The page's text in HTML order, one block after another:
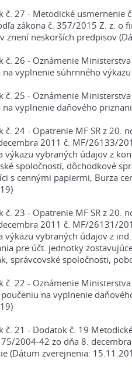
č. 27 - Metodické
zákona č. 357/2015 Z. z. o
znení neskorších predpisov
č. 26 - Oznámenie
na vyplnenie súhrnného
č. 25 - Oznámenie
na vyplnenie daňového
č. 24 - Opatrenie MF SR z
2011 č. MF/26133/
výkazu vybraných údajov z
spoločnosti, dôchodkové
s cennými papiermi, Burza
č. 23 - Opatrenie MF SR z
2011 č. MF/26131/
výkazu vybraných údajov z
pre účt. jednotky
správcovské spoločnosti,
č. 22 - Oznámenie
na vyplnenie
č. 21 - Dodatok č. 19
2004-42 zo dňa 8.
(Dátum zverejnenia: